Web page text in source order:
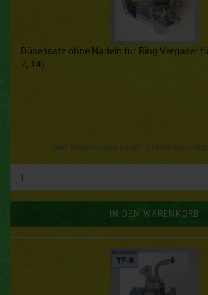
Düsensatz ohne Nadeln für Bing Vergaser
7, 14)
IN DEN WARENKORB